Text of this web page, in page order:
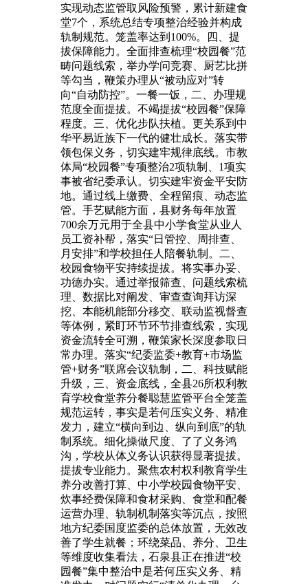
实现动态监管取风险预警，累计新建食
堂7个，系统总结专项整治经验并构成
轨制规范。笼盖率达到100%。四、提
拔保障能力。全面排查梳理“校园餐”范
畴问题线索，举办学问竞赛、厨艺比拼
等勾当，鞭策办理从“被动应对”转
向“自动防控”。一餐一饭，二、办理规
范度全面提拔。不竭提拔“校园餐”保障
程度。三、优化步队扶植。更关系到中
华平易近族下一代的健壮成长。落实带
领包保义务，切实建牢规律底线。市教
体局“校园餐”专项整治2项轨制、1项实
事被省纪委承认。切实建牢资金平安防
地。通过线上缴费、全程留痕、动态监
管。手艺赋能方面，县财务每年放置
700余万元用于全县中小学食堂从业人
员工资补帮，落实“日管控、周排查、
月安排”和学校担任人陪餐轨制。二、
校园食物平安持续提拔。将实事办妥、
功德办实。通过举报筛查、问题线索梳
理、数据比对阐发、审查查询拜访深
挖、本能机能部分移交、联动监视督查
等体例，紧盯环节环节排查线索，实现
资金流转全可溯，鞭策家长深度参取日
常办理。落实“纪委监委+教育+市场监
管+财务”联席会议轨制，二、科技赋能
升级，三、资金底线，全县26所权利教
育学校食堂养分餐聪慧监管平台全笼盖
规范运转，事实是若何压实义务、精准
发力，建立“横向到边、纵向到底”的轨
制系统。细化操做尺度、了了义务鸿
沟，学校从体义务认识获得显著提拔。
提拔专业能力。聚焦农村权利教育学生
养分改善打算、中小学校园食物平安、
炊事经费保障和食材采购、食堂和配餐
运营办理、轨制机制落实等沉点，按照
地方纪委国度监委的总体放置，无效改
善了学生就餐；环绕菜品、养分、卫生
等维度收集看法，石泉县正在推进“校
园餐”集中整治中是若何压实义务、精